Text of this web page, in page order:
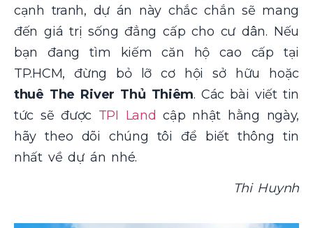
cạnh tranh, dự án này chắc chắn sẽ mang
đến giá trị sống đẳng cấp cho cư dân. Nếu
bạn đang tìm kiếm căn hộ cao cấp tại
TP.HCM, đừng bỏ lỡ cơ hội sở hữu hoặc
thuê The River Thủ Thiêm. Các bài viết tin
tức sẽ được TPI Land cập nhật hằng ngày,
hãy theo dõi chúng tôi để biết thông tin
nhất về dự án nhé.
Thi Huynh